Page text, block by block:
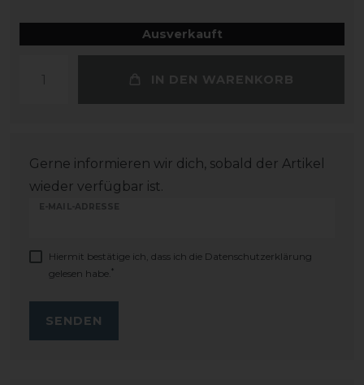
Ausverkauft
IN DEN WARENKORB
Gerne informieren wir dich, sobald der Artikel
wieder verfügbar ist.
E-MAIL-ADRESSE
Hiermit bestätige ich, dass ich die Daten­schutz­erklärung
gelesen habe. *
SENDEN